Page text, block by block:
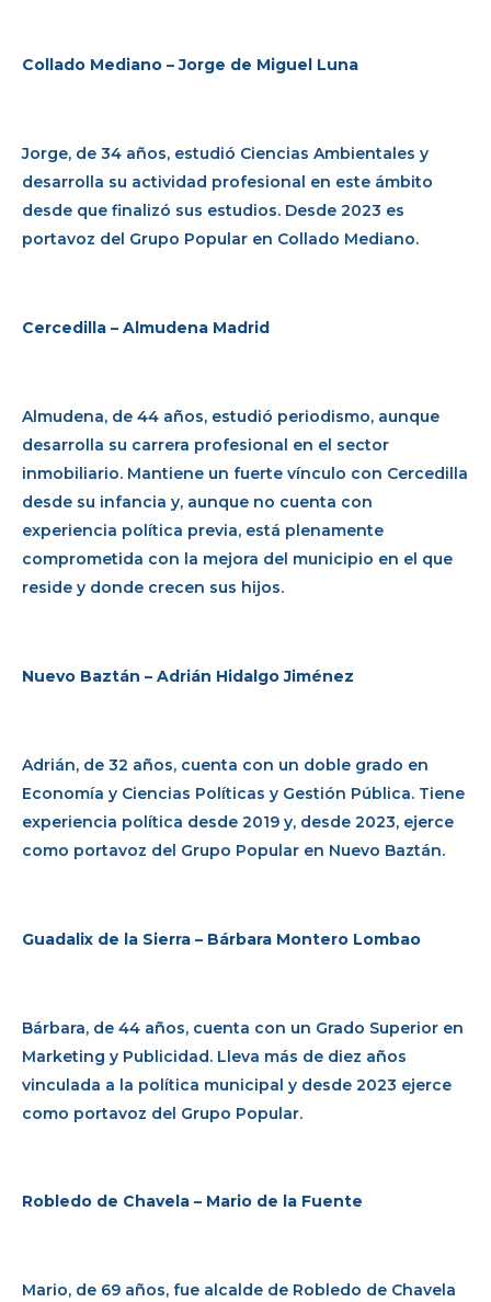
Collado Mediano – Jorge de Miguel Luna
Jorge, de 34 años, estudió Ciencias Ambientales y
desarrolla su actividad profesional en este ámbito
desde que finalizó sus estudios. Desde 2023 es
portavoz del Grupo Popular en Collado Mediano.
Cercedilla – Almudena Madrid
Almudena, de 44 años, estudió periodismo, aunque
desarrolla su carrera profesional en el sector
inmobiliario. Mantiene un fuerte vínculo con Cercedilla
desde su infancia y, aunque no cuenta con
experiencia política previa, está plenamente
comprometida con la mejora del municipio en el que
reside y donde crecen sus hijos.
Nuevo Baztán – Adrián Hidalgo Jiménez
Adrián, de 32 años, cuenta con un doble grado en
Economía y Ciencias Políticas y Gestión Pública. Tiene
experiencia política desde 2019 y, desde 2023, ejerce
como portavoz del Grupo Popular en Nuevo Baztán.
Guadalix de la Sierra – Bárbara Montero Lombao
Bárbara, de 44 años, cuenta con un Grado Superior en
Marketing y Publicidad. Lleva más de diez años
vinculada a la política municipal y desde 2023 ejerce
como portavoz del Grupo Popular.
Robledo de Chavela – Mario de la Fuente
Mario, de 69 años, fue alcalde de Robledo de Chavela